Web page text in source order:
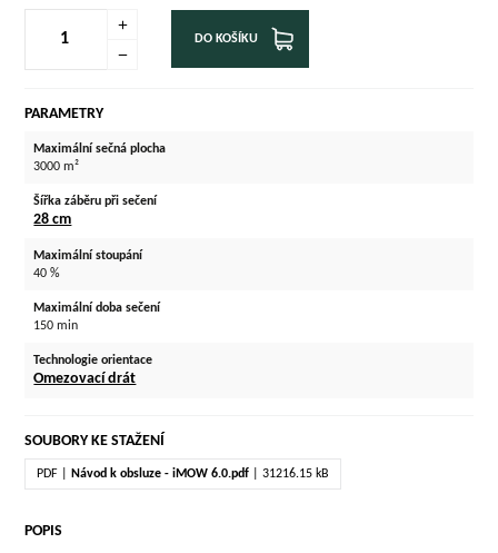
DO KOŠÍKU
PARAMETRY
Maximální sečná plocha
3000 m²
Šířka záběru při sečení
28 cm
Maximální stoupání
40 %
Maximální doba sečení
150 min
Technologie orientace
Omezovací drát
SOUBORY KE STAŽENÍ
PDF | Návod k obsluze - iMOW 6.0.pdf | 31216.15 kB
POPIS